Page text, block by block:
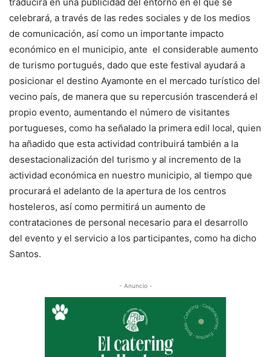
celebrará, a través de las redes sociales y de los medios
de comunicación, así como un importante impacto
económico en el municipio, ante el considerable aumento
de turismo portugués, dado que este festival ayudará a
posicionar el destino Ayamonte en el mercado turístico del
vecino país, de manera que su repercusión trascenderá el
propio evento, aumentando el número de visitantes
portugueses, como ha señalado la primera edil local, quien
ha añadido que esta actividad contribuirá también a la
desestacionalización del turismo y al incremento de la
actividad económica en nuestro municipio, al tiempo que
procurará el adelanto de la apertura de los centros
hosteleros, así como permitirá un aumento de
contrataciones de personal necesario para el desarrollo
del evento y el servicio a los participantes, como ha dicho
Santos.
- Anuncio -